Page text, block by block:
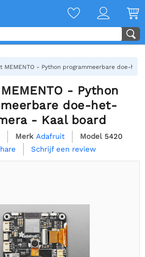
MEMENTO - Python programmeerbare doe-
- Python
doe-het-
- Kaal board
Merk Adafruit Model 5420
Schrijf een review